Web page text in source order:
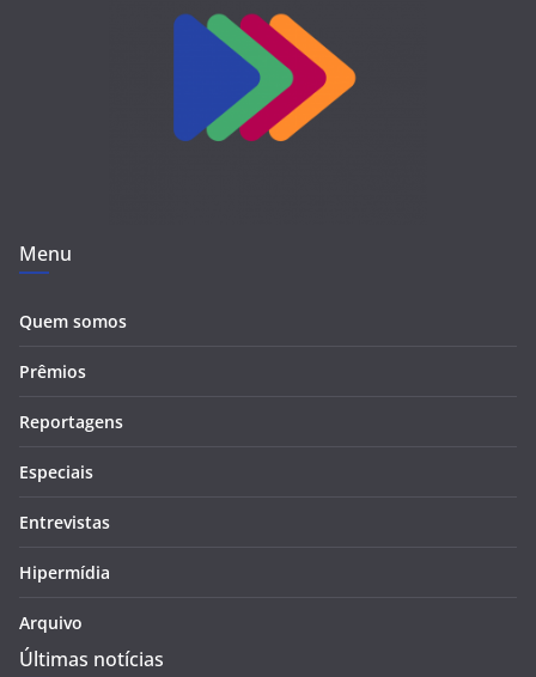
Menu
Quem somos
Prêmios
Reportagens
Especiais
Entrevistas
Hipermídia
Arquivo
Últimas notícias